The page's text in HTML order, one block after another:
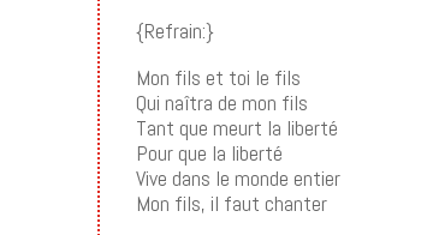
{Refrain:}
Mon fils et toi le fils
Qui naîtra de mon fils
Tant que meurt la liberté
Pour que la liberté
Vive dans le monde entier
Mon fils, il faut chanter